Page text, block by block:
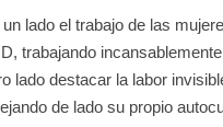
lado el trabajo de las
trabajando
lado destacar la labor
de lado su propio